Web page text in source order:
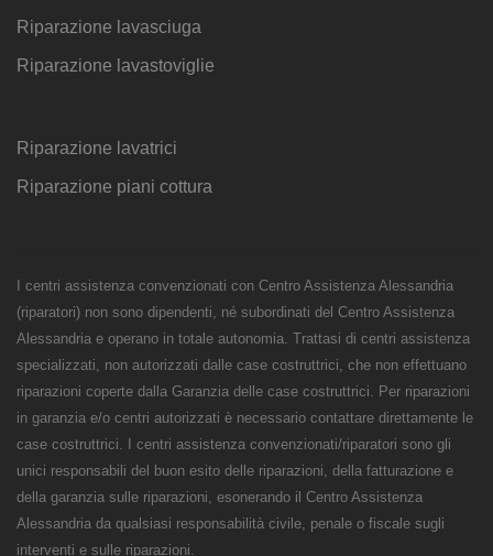
Riparazione lavasciuga
Riparazione lavastoviglie
Riparazione lavatrici
Riparazione piani cottura
I centri assistenza convenzionati con Centro Assistenza Alessandria
(riparatori) non sono dipendenti, né subordinati del Centro Assistenza
Alessandria e operano in totale autonomia. Trattasi di centri assistenza
specializzati, non autorizzati dalle case costruttrici, che non effettuano
riparazioni coperte dalla Garanzia delle case costruttrici. Per riparazioni
in garanzia e/o centri autorizzati è necessario contattare direttamente le
case costruttrici. I centri assistenza convenzionati/riparatori sono gli
unici responsabili del buon esito delle riparazioni, della fatturazione e
della garanzia sulle riparazioni, esonerando il Centro Assistenza
Alessandria da qualsiasi responsabilità civile, penale o fiscale sugli
interventi e sulle riparazioni.